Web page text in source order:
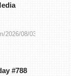
2026/08/03/media-
#788